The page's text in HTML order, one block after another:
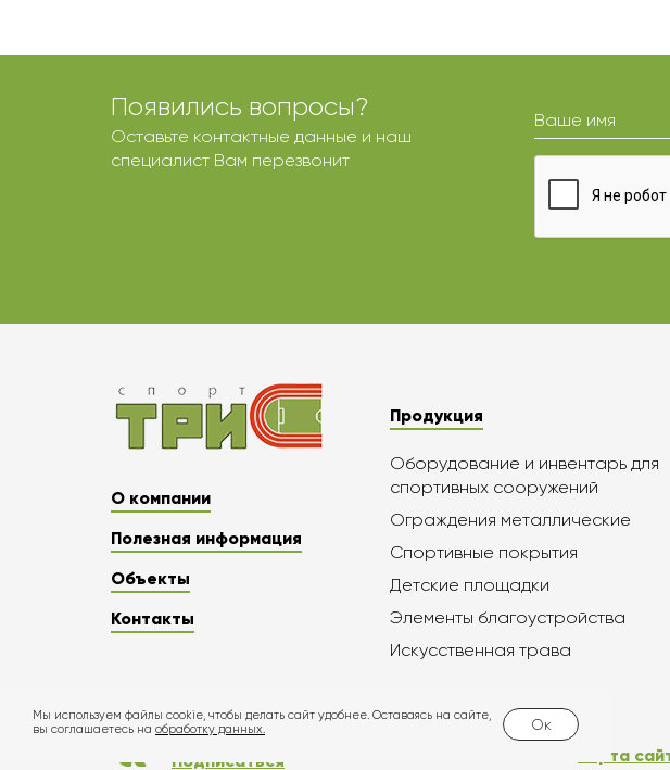
Появились вопросы?
Оставьте контактные данные и наш
специалист Вам перезвонит
Ваше имя
О компании
Полезная информация
Объекты
Контакты
Продукция
Оборудование и инвентарь для
спортивных сооружений
Ограждения металлические
Спортивные покрытия
Детские площадки
Элементы благоустройства
Искусственная трава
Подписаться Карта
Мы используем файлы cookie, чтобы делать сайт удобнее. Оставаясь на сайте,
вы соглашаетесь на обработку данных. Ок